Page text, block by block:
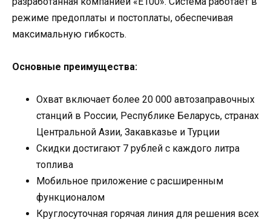
режиме предоплаты и постоплаты, обеспечивая
максимальную гибкость.
Основные преимущества:
Охват включает более 20 000 автозаправочных
станций в России, Республике Беларусь, странах
Центральной Азии, Закавказье и Турции
Скидки достигают 7 рублей с каждого литра
топлива
Мобильное приложение с расширенным
функционалом
Круглосуточная горячая линия для решения всех